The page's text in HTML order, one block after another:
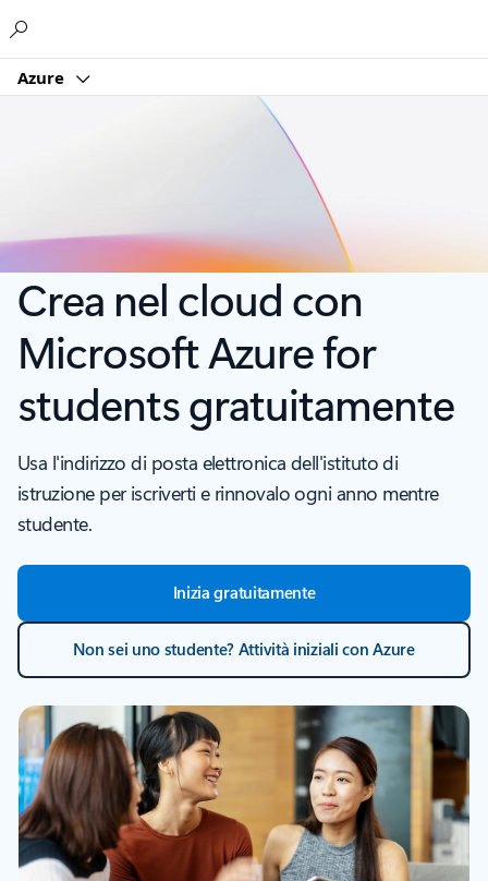
Azure
Crea nel cloud con
Microsoft Azure for
students gratuitamente
Usa l'indirizzo di posta elettronica dell'istituto di
istruzione per iscriverti e rinnovalo ogni anno mentre
studente.
Inizia gratuitamente
Non sei uno studente? Attività iniziali con Azure